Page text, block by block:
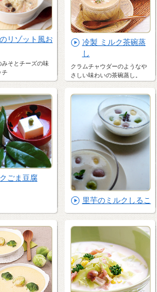
リゾット風お
みそとチーズの味
チ
冷製 ミルク茶碗蒸
し
クラムチャウダーのようなや
さしい味わいの茶碗蒸し。
ごま豆腐
里芋のミルクしるこ